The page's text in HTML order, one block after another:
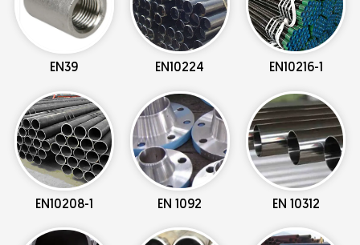
EN39 EN10224 EN10216-1
EN10208-1 EN 1092 EN 10312